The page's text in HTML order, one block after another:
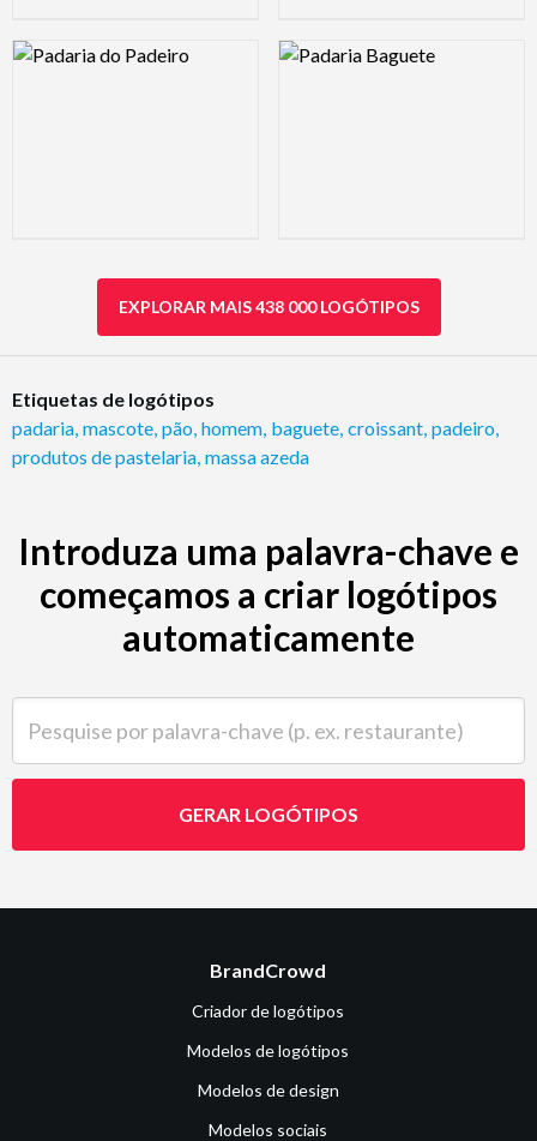
Logo Preview Image Logo Preview Image
EXPLORAR MAIS 438 000 LOGÓTIPOS
Etiquetas de logótipos
padaria mascote pão homem baguete croissant padeiro
produtos de pastelaria massa azeda
Introduza uma palavra-chave e
começamos a criar logótipos
automaticamente
GERAR LOGÓTIPOS
BrandCrowd
Criador de logótipos
Modelos de logótipos
Modelos de design
Modelos sociais